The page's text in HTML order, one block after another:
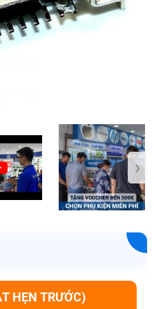
›
HẸN TRƯỚC)